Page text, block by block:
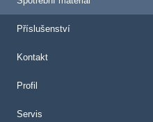
Příslušenství
Kontakt
Profil
Servis